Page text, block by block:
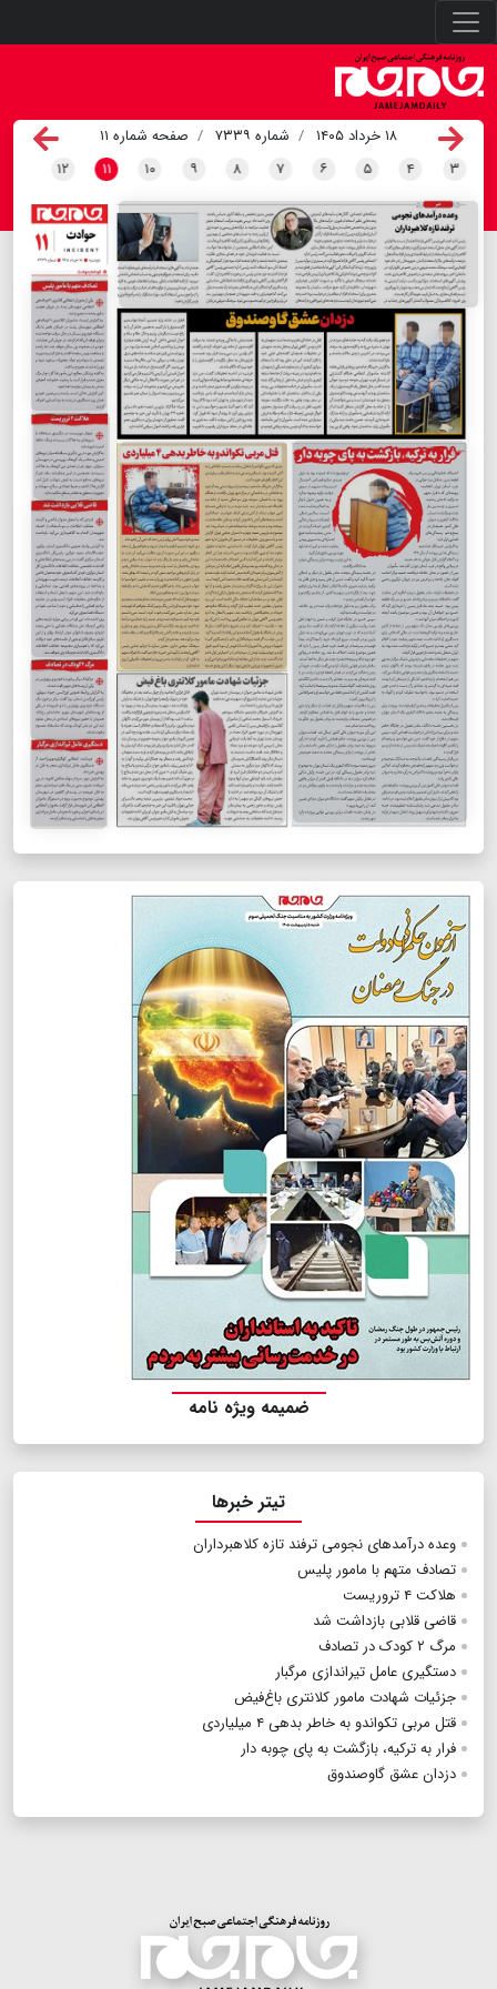
۱۸ خرداد ۱۴۰۵ شماره ۷۳۳۹
صفحه شماره ۱۱
۳ ۴ ۵ ۶ ۷ ۸ ۹ ۱۰ ۱۱ ۱۲
ضمیمه ویژه نامه
تیتر خبرها
وعده درآمدهای نجومی ترفند تازه کلاهبرداران
تصادف متهم با مامور پلیس
هلاکت ۴ تروریست
قاضی قلابی بازداشت شد
مرگ ۲ کودک در تصادف
دستگیری عامل تیراندازی مرگبار
جزئیات شهادت مامور کلانتری باغ‌فیض
قتل مربی تکواندو به خاطر بدهی ۴ میلیاردی
فرار به ترکیه، بازگشت به پای چوبه دار
دزدان عشق گاوصندوق